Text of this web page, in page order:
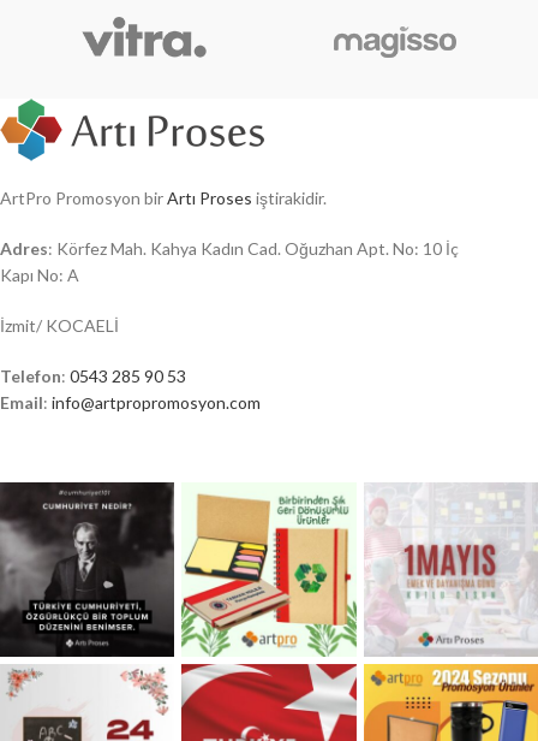
ArtPro Promosyon birArtı Proses iştirakidir.
Adres: Körfez Mah. Kahya Kadın Cad. Oğuzhan Apt. No: 10 İç
Kapı No: A
İzmit/ KOCAELİ
Telefon: 0543 285 90 53
Email: info@artpropromosyon.com